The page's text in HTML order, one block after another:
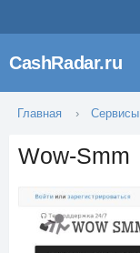
CashRadar.ru
Главная Сервисы
Wow-Smm